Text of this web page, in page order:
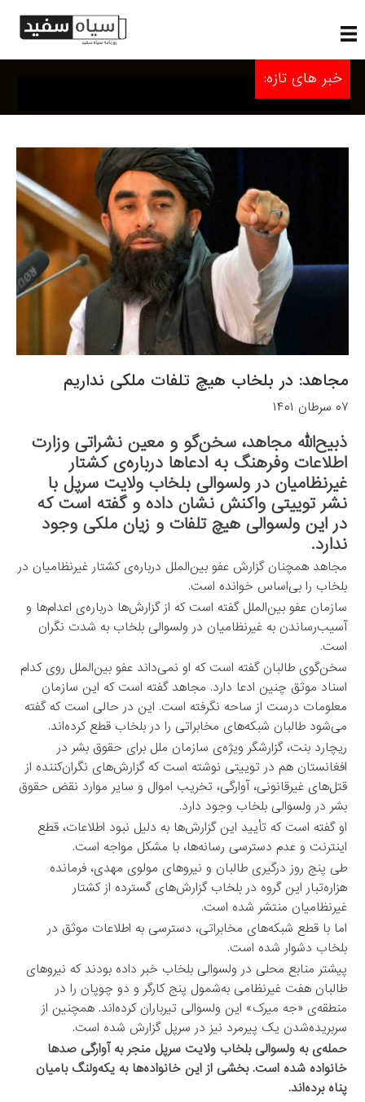
خبر های تازه:
مجاهد: در بلخاب هیچ تلفات ملکی نداریم
۰۷ سرطان ۱۴۰۱
ذبیح‌الله مجاهد، سخن‌گو و معین نشراتی وزارت
اطلاعات وفرهنگ به ادعاها درباره‌ی کشتار
غیرنظامیان در ولسوالی بلخاب ولایت سرپل با
نشر توییتی واکنش نشان داده و گفته است که
در این ولسوالی هیچ تلفات و زیان ملکی وجود
ندارد.
مجاهد همچنان گزارش عفو بین‌الملل درباره‌ی کشتار غیرنظامیان در
بلخاب را بی‌اساس خوانده است.
سازمان عفو بین‌الملل گفته است که از گزارش‌ها درباره‌ی اعدام‌ها و
آسیب‌رساندن به غیرنظامیان در ولسوالی بلخاب به شدت نگران
است.
سخن‌گوی طالبان گفته است که او نمی‌داند عفو بین‌الملل روی کدام
اسناد موثق چنین ادعا دارد. مجاهد گفته است که این سازمان
معلومات درست از ساحه نگرفته است. این در حالی است که گفته
می‌شود طالبان شبکه‌های مخابراتی را در بلخاب قطع کرده‌اند.
ریچارد بنت، گزارشگر ویژه‌ی سازمان ملل برای حقوق بشر در
افغانستان هم در توییتی نوشته است که گزارش‌های نگران‌کننده از
قتل‌های غیرقانونی، آوارگی، تخریب اموال و سایر موارد نقض حقوق
بشر در ولسوالی بلخاب وجود دارد.
او گفته است که تأیید این گزارش‌ها به دلیل نبود اطلاعات، قطع
اینترنت و عدم دسترسی رسانه‌ها، با مشکل مواجه است.
طی پنج روز درگیری طالبان و نیروهای مولوی مهدی، فرمانده
هزاره‌تبار این گروه در بلخاب گزارش‌های گسترده از کشتار
غیرنظامیان منتشر شده است.
اما با قطع شبکه‌های مخابراتی، دسترسی به اطلاعات موثق در
بلخاب دشوار شده است.
پیشتر منابع محلی در ولسوالی بلخاب خبر داده بودند که نیروهای
طالبان هفت غیرنظامی به‌شمول پنج کارگر و دو چوپان را در
منطقه‌ی «جه میرک» این ولسوالی تیرباران کرده‌اند. همچنین از
سربریده‌شدن یک پیرمرد نیز در سرپل گزارش شده است.
حمله‌ی به ولسوالی بلخاب ولایت سرپل منجر به آوارگی صدها
خانواده شده است. بخشی از این خانواده‌ها به یکه‌ولنگ بامیان
پناه برده‌اند.